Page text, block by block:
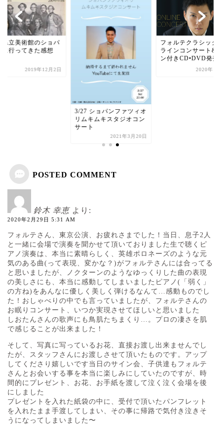
県立美術館のショパ
に行ってきた感想
2019年12月2日
3/27 ショパンファツィオ
リムキムキスタジオコン
サート
2021年3月20日
フォルテクラシック
ラインコンサート&
ン付きCD•DVD発売
2020年10
POSTED COMMENT
鈴木 幸恵 より:
2020年2月29日 5:31 AM
フォルテさん、東京公演、お疲れさまでした！当日、息子2人
と一緒に会場で演奏を聞かせて頂いておりました生で聴くピ
アノ演奏は、本当に素晴らしく、英雄ポロネーズのような元
気のある曲(って表現、変かな？)がフォルテさんには合ってる
と思いましたが、ノクターンのようなゆっくりした曲の表現
の美しさにも、本当に感動してしまいましたピアノ(「弱く」
の方ね)をあんなに優しく美しく弾けるなんて…感動ものでし
た！おしゃべりの中でも言っていましたが、フォルテさんの
お眠りコンサート、いつか実現させてほしいと思いました
しおたんさんの歌声にも鳥肌たちまくり…。プロの凄さを肌
で感じることが出来ました！
そして、写真に写っているお花、直接お渡し出来ませんでし
たが、スタッフさんにお渡しさせて頂いたものです。アップ
してくださり嬉しいです当日のサイン会、子供達もフォルテ
さんとお会いする事を本当に楽しみにしていたのですが、時
間的にプレゼント、お花、お手紙を渡して泣く泣く会場を後
にしました
プレゼントを入れた紙袋の中に、受付で頂いたパンフレット
を入れたまま手渡してしまい、その事に帰路で気付き泣きそ
うになってしまいました〜